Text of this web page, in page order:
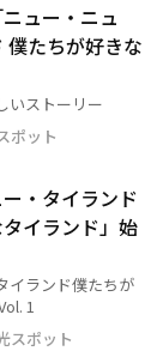
ニュー・ニュ
僕たちが好きな
いストーリー
ポット
ー・タイランド
イランド」始
イランド僕たちが
1
スポット